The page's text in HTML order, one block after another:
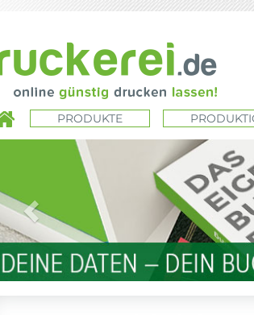
PRODUKTE
Previous